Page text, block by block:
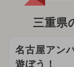
三重県
名古屋アン
遊ぼう！